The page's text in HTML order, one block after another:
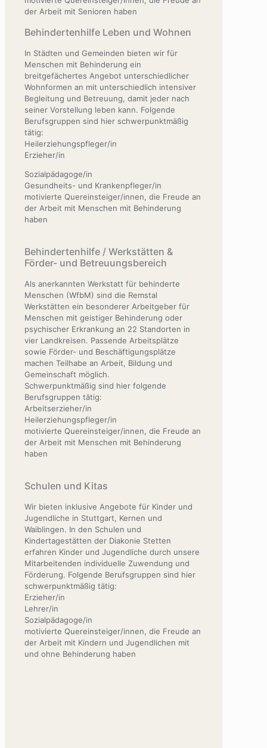
der Arbeit mit Senioren haben
Behindertenhilfe Leben und Wohnen
In Städten und Gemeinden bieten wir für
Menschen mit Behinderung ein
breitgefächertes Angebot unterschiedlicher
Wohnformen an mit unterschiedlich intensiver
Begleitung und Betreuung, damit jeder nach
seiner Vorstellung leben kann. Folgende
Berufsgruppen sind hier schwerpunktmäßig
tätig:
Heilerziehungspfleger/in
Erzieher/in
Sozialpädagoge/in
Gesundheits- und Krankenpfleger/in
motivierte Quereinsteiger/innen, die Freude an
der Arbeit mit Menschen mit Behinderung
haben
Behindertenhilfe / Werkstätten &
Förder- und Betreuungsbereich
Als anerkannten Werkstatt für behinderte
Menschen (WfbM) sind die Remstal
Werkstätten ein besonderer Arbeitgeber für
Menschen mit geistiger Behinderung oder
psychischer Erkrankung an 22 Standorten in
vier Landkreisen. Passende Arbeitsplätze
sowie Förder- und Beschäftigungsplätze
machen Teilhabe an Arbeit, Bildung und
Gemeinschaft möglich.
Schwerpunktmäßig sind hier folgende
Berufsgruppen tätig:
Arbeitserzieher/in
Heilerziehungspfleger/in
motivierte Quereinsteiger/innen, die Freude an
der Arbeit mit Menschen mit Behinderung
haben
Schulen und Kitas
Wir bieten inklusive Angebote für Kinder und
Jugendliche in Stuttgart, Kernen und
Waiblingen. In den Schulen und
Kindertagestätten der Diakonie Stetten
erfahren Kinder und Jugendliche durch unsere
Mitarbeitenden individuelle Zuwendung und
Förderung. Folgende Berufsgruppen sind hier
schwerpunktmäßig tätig:
Erzieher/in
Lehrer/in
Sozialpädagoge/in
motivierte Quereinsteiger/innen, die Freude an
der Arbeit mit Kindern und Jugendlichen mit
und ohne Behinderung haben